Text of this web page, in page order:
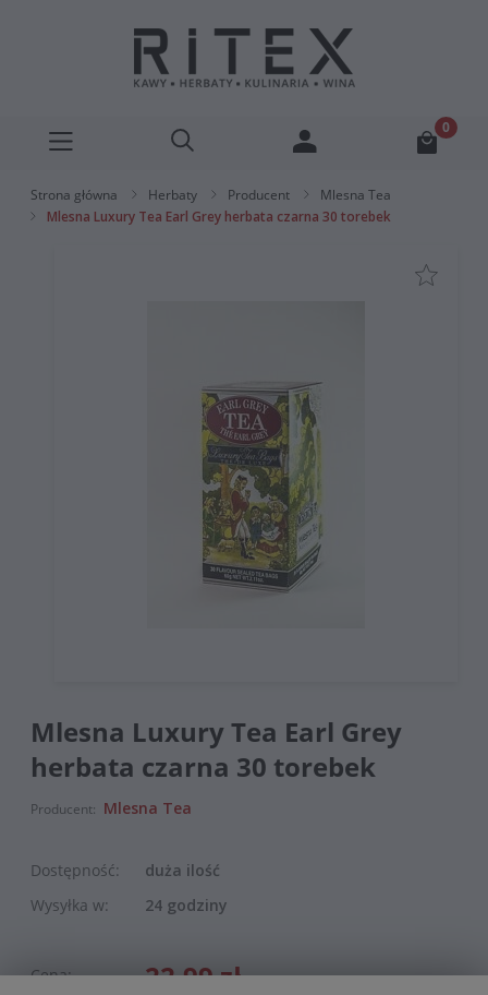
Strona główna Herbaty Producent
Mlesna Tea
Mlesna Luxury Tea Earl Grey herbata czarna 30 torebek
Mlesna Luxury Tea Earl Grey
herbata czarna 30 torebek
Producent: Mlesna Tea
Dostępność:
duża ilość
Wysyłka w:
24 godziny
Cena: 22,99 zł